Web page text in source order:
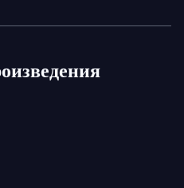
музее Праги.
большинство
Какова бы ни
стал стандартом в